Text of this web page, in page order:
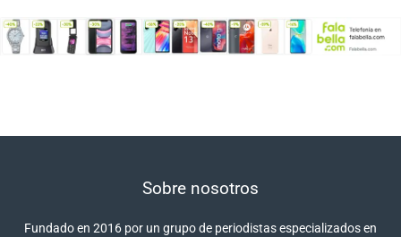
Sobre nosotros
Fundado en 2016 por un grupo de periodistas especializados en